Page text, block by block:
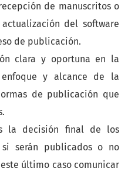
de manuscritos o
del software
de publicación.
clara y oportuna en la
y alcance de la
de publicación que
la decisión final de los
si serán publicados o no
último caso comunicar